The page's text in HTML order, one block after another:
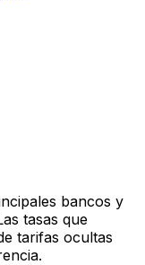
bancos y
tasas que
tarifas ocultas